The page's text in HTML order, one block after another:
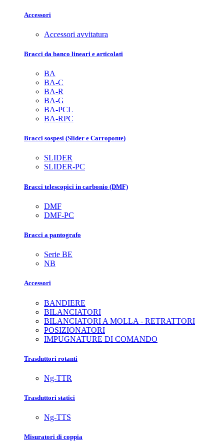
Accessori
Accessori avvitatura
Bracci da banco lineari e articolati
BA
BA-C
BA-R
BA-G
BA-PCL
BA-RPC
Bracci sospesi (Slider e Carroponte)
SLIDER
SLIDER-PC
Bracci telescopici in carbonio (DMF)
DMF
DMF-PC
Bracci a pantografo
Serie BE
NB
Accessori
BANDIERE
BILANCIATORI
BILANCIATORI A MOLLA - RETRATTORI
POSIZIONATORI
IMPUGNATURE DI COMANDO
Trasduttori rotanti
Ng-TTR
Trasduttori statici
Ng-TTS
Misuratori di coppia